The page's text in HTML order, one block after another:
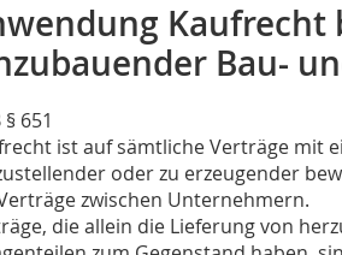
Kaufrecht
Bau-
§ 651
ist auf sämtliche Verträge mit
oder zu erzeugender
zwischen Unternehmern.
die allein die Lieferung von